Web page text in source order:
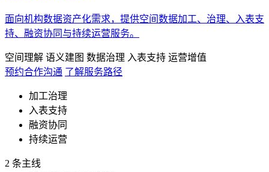
面向机构数据资产化需求，提供空间数据加工、治理、入表支
持、融资协同与持续运营服务。
空间理解 语义建图 数据治理 入表支持 运营增值
预约合作沟通 了解服务路径
加工治理
入表支持
融资协同
持续运营
2 条主线